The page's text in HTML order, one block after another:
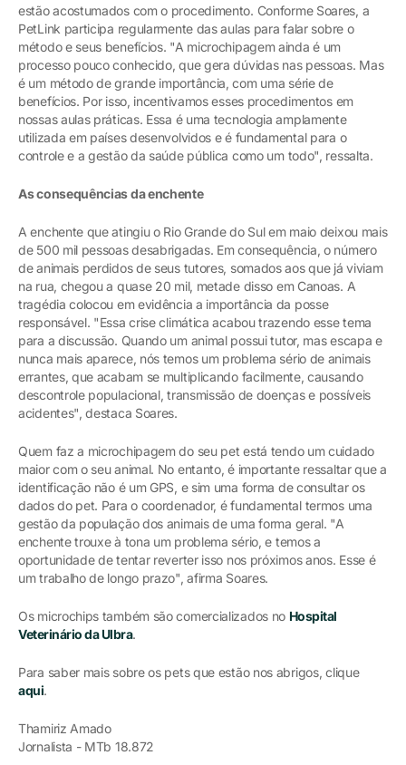
estão acostumados com o procedimento. Conforme Soares, a
PetLink participa regularmente das aulas para falar sobre o
método e seus benefícios. "A microchipagem ainda é um
processo pouco conhecido, que gera dúvidas nas pessoas. Mas
é um método de grande importância, com uma série de
benefícios. Por isso, incentivamos esses procedimentos em
nossas aulas práticas. Essa é uma tecnologia amplamente
utilizada em países desenvolvidos e é fundamental para o
controle e a gestão da saúde pública como um todo", ressalta.
As consequências da enchente
A enchente que atingiu o Rio Grande do Sul em maio deixou mais
de 500 mil pessoas desabrigadas. Em consequência, o número
de animais perdidos de seus tutores, somados aos que já viviam
na rua, chegou a quase 20 mil, metade disso em Canoas. A
tragédia colocou em evidência a importância da posse
responsável. "Essa crise climática acabou trazendo esse tema
para a discussão. Quando um animal possui tutor, mas escapa e
nunca mais aparece, nós temos um problema sério de animais
errantes, que acabam se multiplicando facilmente, causando
descontrole populacional, transmissão de doenças e possíveis
acidentes", destaca Soares.
Quem faz a microchipagem do seu pet está tendo um cuidado
maior com o seu animal. No entanto, é importante ressaltar que a
identificação não é um GPS, e sim uma forma de consultar os
dados do pet. Para o coordenador, é fundamental termos uma
gestão da população dos animais de uma forma geral. "A
enchente trouxe à tona um problema sério, e temos a
oportunidade de tentar reverter isso nos próximos anos. Esse é
um trabalho de longo prazo", afirma Soares.
Os microchips também são comercializados no Hospital
Veterinário da Ulbra.
Para saber mais sobre os pets que estão nos abrigos, clique
aqui.
Thamiriz Amado
Jornalista - MTb 18.872